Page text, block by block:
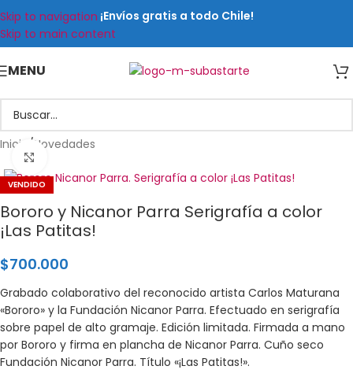
Skip to navigation
Skip to main content
¡Envíos gratis a todo Chile!
MENU
Inicio /Novedades
VENDIDO
Bororo y Nicanor Parra Serigrafía a color
¡Las Patitas!
$700.000
Grabado colaborativo del reconocido artista Carlos Maturana
«Bororo» y la Fundación Nicanor Parra. Efectuado en serigrafía
sobre papel de alto gramaje. Edición limitada. Firmada a mano
por Bororo y firma en plancha de Nicanor Parra. Cuño seco
Fundación Nicanor Parra. Título «¡Las Patitas!».